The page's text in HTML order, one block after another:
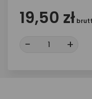
19,50 zł
- +